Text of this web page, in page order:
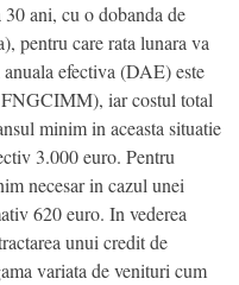
ani, cu o dobanda de
pentru care rata lunara va
efectiva (DAE) este
iar costul total
minim in aceasta situatie
3.000 euro. Pentru
necesar in cazul unei
620 euro. In vederea
unui credit de
variata de venituri cum